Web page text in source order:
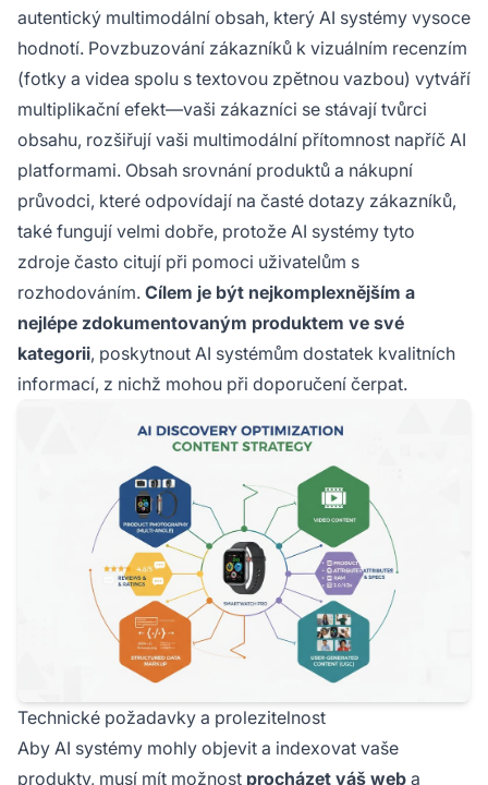
autentický multimodální obsah, který AI systémy vysoce
hodnotí. Povzbuzování zákazníků k vizuálním recenzím
(fotky a videa spolu s textovou zpětnou vazbou) vytváří
multiplikační efekt—vaši zákazníci se stávají tvůrci
obsahu, rozšiřují vaši multimodální přítomnost napříč AI
platformami. Obsah srovnání produktů a nákupní
průvodci, které odpovídají na časté dotazy zákazníků,
také fungují velmi dobře, protože AI systémy tyto
zdroje často citují při pomoci uživatelům s
rozhodováním. Cílem je být nejkomplexnějším a
nejlépe zdokumentovaným produktem ve své
kategorii, poskytnout AI systémům dostatek kvalitních
informací, z nichž mohou při doporučení čerpat.
Technické požadavky a prolezitelnost
Aby AI systémy mohly objevit a indexovat vaše
produkty, musí mít možnost procházet váš web a